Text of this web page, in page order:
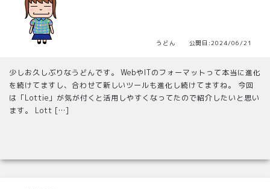
うどん 公開日:2024/06/21
少しお久しぶりなうどんです。 WebやITのフォーマットって本当に進化
を続けてますし、合わせて新しいツールも進化し続けてますね。 今回
は「Lottie」が気が付くと活用しやすくなってたので紹介したいと思い
ます。 Lott […]